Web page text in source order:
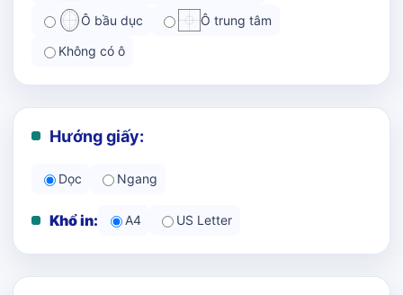
Ô bầu dục Ô trung tâm
Không có ô
Hướng giấy:
Dọc Ngang
Khổ in: A4 US Letter